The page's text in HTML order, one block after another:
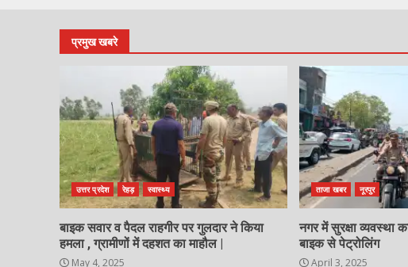
प्रमुख खबरे
उत्तर प्रदेश रेहड़ स्वास्थ्य
बाइक सवार व पैदल राहगीर पर गुलदार ने किया
हमला , ग्रामीणों में दहशत का माहौल |
May 4, 2025
ताजा खबर नूरपुर
नगर में सुरक्षा व्यवस्था
बाइक से पेट्रोलिंग
April 3, 2025